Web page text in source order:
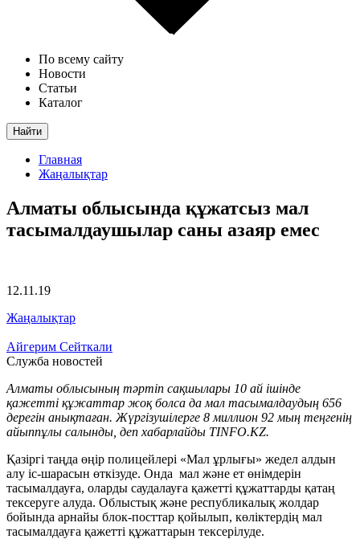
По всему сайту
Новости
Статьи
Каталог
Найти
Главная
Жаңалықтар
Алматы облысында құжатсыз мал
тасымалдаушылар саны азаяр емес
12.11.19
Жаңалықтар
Айгерим Сейткали
Служба новостей
Алматы облысының тәртіп сақшылары 10 ай ішінде
қажетті құжаттар жоқ болса да мал тасымалдаудың 656
дерегін анықтаған. Жүргізушілерге 8 миллион 92 мың теңгенің
айыппұлы салынды, деп хабарлайды TINFO.KZ.
Қазіргі таңда өңір полицейлері «Мал ұрлығы» жедел алдын
алу іс-шарасын өткізуде. Онда мал және ет өнімдерін
тасымалдауға, оларды саудалауға қажетті құжаттарды қатаң
тексеруге алуда. Облыстық және республикалық жолдар
бойында арнайы блок-посттар қойылып, көліктердің мал
тасымалдауға қажетті құжаттарын тексерілуде.